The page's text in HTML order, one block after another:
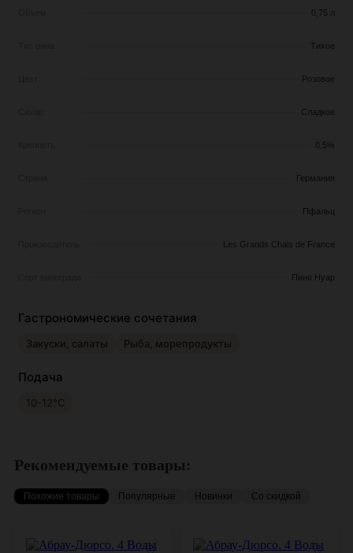
0,75 л
Тихое
Розовое
Сладкое
0,5%
Германия
Пфальц
Les Grands Chais de France
Пино Нуар
Гастрономические сочетания
Закуски, салаты Рыба, морепродукты
Подача
10-12°С
Рекомендуемые товары:
Похожие товары Популярные Новинки Со скидкой